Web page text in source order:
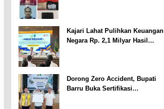
Kajari Lahat Pulihkan Keuangan
Negara Rp. 2,1 Milyar Hasil
Dorong Zero Accident, Bupati
Barru Buka Sertifikasi